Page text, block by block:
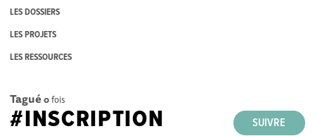
LES DOSSIERS
LES PROJETS
LES RESSOURCES
Tagué 0fois
SUIVRE
#INSCRIPTION